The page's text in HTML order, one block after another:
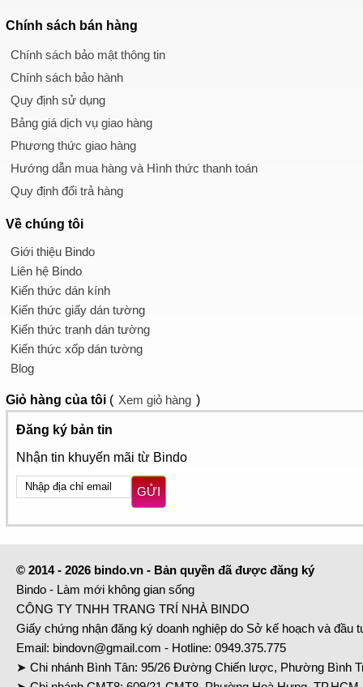
Chính sách bán hàng
Chính sách bảo mật thông tin
Chính sách bảo hành
Quy định sử dụng
Bảng giá dịch vụ giao hàng
Phương thức giao hàng
Hướng dẫn mua hàng và Hình thức thanh toán
Quy định đổi trả hàng
Về chúng tôi
Giới thiệu Bindo
Liên hệ Bindo
Kiến thức dán kính
Kiến thức giấy dán tường
Kiến thức tranh dán tường
Kiến thức xốp dán tường
Blog
Giỏ hàng của tôi ( Xem giỏ hàng )
Đăng ký bản tin
Nhận tin khuyến mãi từ Bindo
GỬI
© 2014 - 2026 bindo.vn - Bản quyền đã được đăng ký
Bindo - Làm mới không gian sống
CÔNG TY TNHH TRANG TRÍ NHÀ BINDO
Giấy chứng nhận đăng ký doanh nghiệp do Sở kế hoạch và đầu
Email: bindovn@gmail.com - Hotline: 0949.375.775
➤ Chi nhánh Bình Tân: 95/26 Đường Chiến lược, Phường Bình